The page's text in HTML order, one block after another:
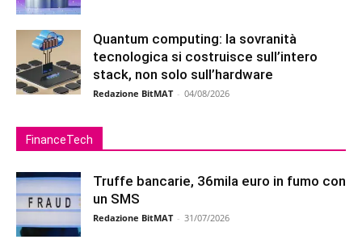
Quantum computing: la sovranità
tecnologica si costruisce sull’intero
stack, non solo sull’hardware
Redazione BitMAT - 04/08/2026
FinanceTech
Truffe bancarie, 36mila euro in fumo con
un SMS
Redazione BitMAT - 31/07/2026